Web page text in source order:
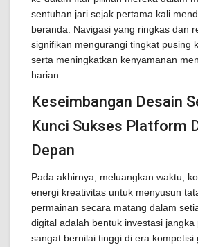
sentuhan jari sejak pertama kali
beranda. Navigasi yang ringkas dan
signifikan mengurangi tingkat pusing
serta meningkatkan kenyamanan
harian.
Keseimbangan Desain
Kunci Sukses Platform
Depan
Pada akhirnya, meluangkan waktu,
energi kreativitas untuk menyusun
permainan secara matang dalam
digital adalah bentuk investasi jangka
sangat bernilai tinggi di era kompetisi